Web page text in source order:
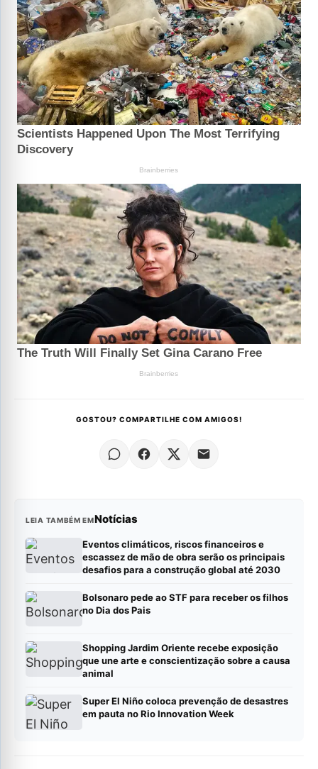
GOSTOU? COMPARTILHE COM AMIGOS!
LEIA TAMBÉM EMNotícias
Eventos climáticos, riscos financeiros e
escassez de mão de obra serão os principais
desafios para a construção global até 2030
Bolsonaro pede ao STF para receber os filhos
no Dia dos Pais
Shopping Jardim Oriente recebe exposição
que une arte e conscientização sobre a causa
animal
Super El Niño coloca prevenção de desastres
em pauta no Rio Innovation Week